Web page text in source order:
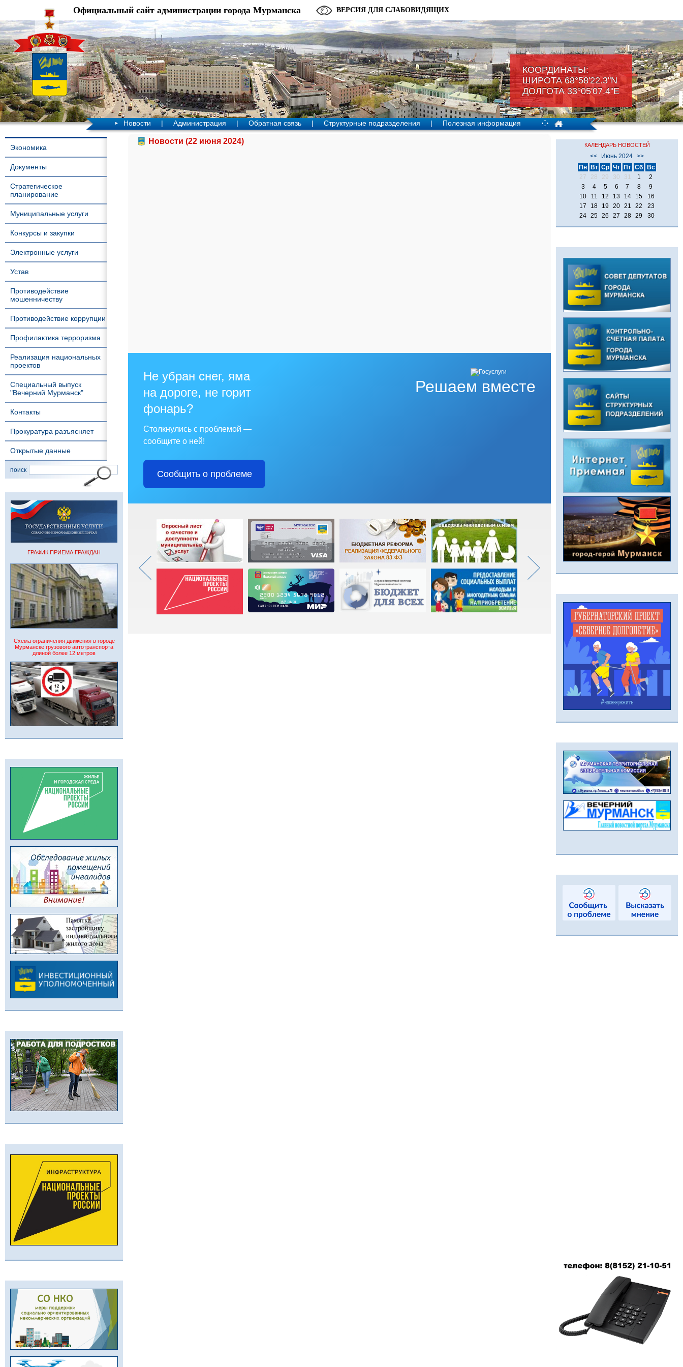
КООРДИНАТЫ:
ШИРОТА 68°58'22.3"N
ДОЛГОТА 33°05'07.4"Е
Официальный сайт администрации города Мурманска ВЕРСИЯ ДЛЯ СЛАБОВИДЯЩИХ
Новости | Администрация | Обратная связь | Структурные подразделения | Полезная информация
Экономика
Документы
Стратегическое
планирование
Муниципальные услуги
Конкурсы и закупки
Электронные услуги
Устав
Противодействие
мошенничеству
Противодействие коррупции
Профилактика терроризма
Реализация национальных
проектов
Специальный выпуск
"Вечерний Мурманск"
Контакты
Прокуратура разъясняет
Открытые данные
поиск
ГРАФИК ПРИЕМА ГРАЖДАН
Схема ограничения движения в городе
Мурманске грузового автотранспорта
длиной более 12 метров
Новости (22 июня 2024)
Решаем вместе
Не убран снег, яма
на дороге, не горит
фонарь?
Столкнулись с проблемой —
сообщите о ней!
Сообщить о проблеме
КАЛЕНДАРЬ НОВОСТЕЙ
<< Июнь 2024 >>
Пн
Вт Ср Чт Пт Сб
Вс
27
28 29 30 31 1
2
3
4 5 6 7 8
9
10
11 12 13 14 15
16
17
18 19 20 21 22
23
24 25 26 27 28 29 30